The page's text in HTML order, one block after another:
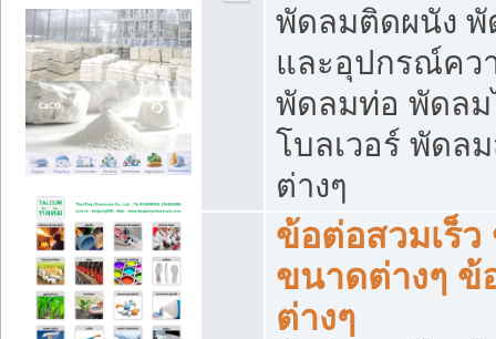
พัดลมติดผนัง
และอุปกรณ์คว
พัดลมท่อ พัดลม
โบลเวอร์ พัดล
ต่างๆ
ข้อต่อสวมเร็
ขนาดต่างๆ ข้
ต่างๆ